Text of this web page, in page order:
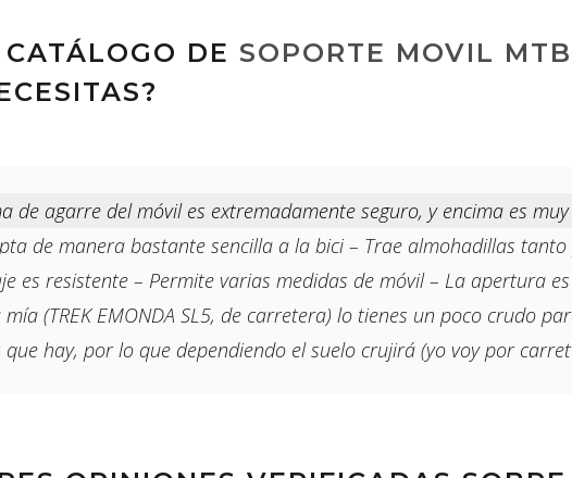
DE SOPORTE MOVIL
de agarre del móvil es extremadamente seguro, y encima es
de manera bastante sencilla a la bici – Trae almohadillas
es resistente – Permite varias medidas de móvil – La apertura
(TREK EMONDA SL5, de carretera) lo tienes un poco crudo
que hay, por lo que dependiendo el suelo crujirá (yo voy por